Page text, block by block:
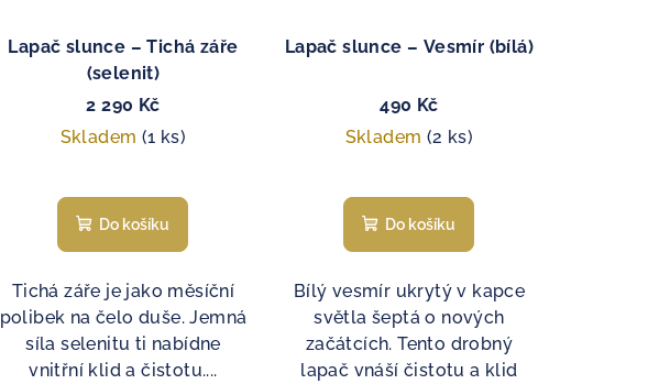
Lapač slunce – Tichá záře
(selenit)
2 290 Kč
Skladem (1 ks)
Do košíku
Tichá záře je jako měsíční
polibek na čelo duše. Jemná
síla selenitu ti nabídne
vnitřní klid a čistotu....
Lapač slunce – Vesmír (bílá)
490 Kč
Skladem (2 ks)
Do košíku
Bílý vesmír ukrytý v kapce
světla šeptá o nových
začátcích. Tento drobný
lapač vnáší čistotu a klid